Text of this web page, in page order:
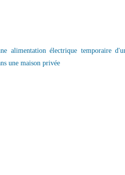
alimentation électrique temporaire
une maison privée